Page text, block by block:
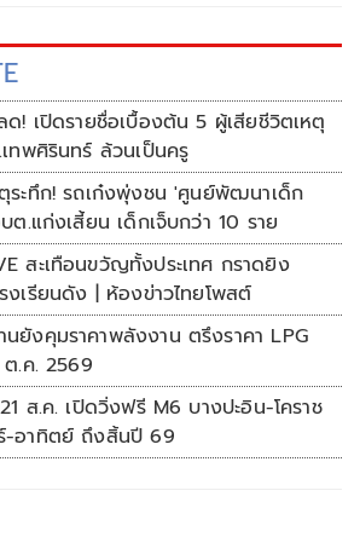
ด! เปิดรายชื่อเบื้องต้น 5 ผู้เสียชีวิตเหตุ
ทพศิรินทร์ ล้วนเป็นครู
ระทึก! รถเก๋งพุ่งชน 'ศูนย์พัฒนาเด็ก
ต.แก่งเสี้ยน เด็กเจ็บกว่า 10 ราย
สะเทือนขวัญทั้งประเทศ กราดยิง
งเรียนดัง | ห้องข่าวไทยโพสต์
ยังคุมราคาพลังงาน ตรึงราคา LPG
.ค. 2569
ส.ค. เปิดวิ่งฟรี M6 บางปะอิน-โคราช
-อาทิตย์ ถึงสิ้นปี 69